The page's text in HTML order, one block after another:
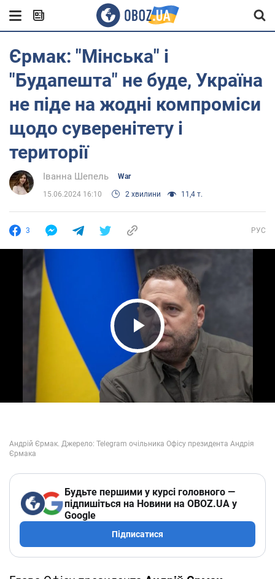
Єрмак: "Мінська" і
"Будапешта" не буде, Україна
не піде на жодні компроміси
щодо суверенітету і
території
Іванна Шепель War
15.06.2024 16:10 2 хвилини 11,4 т.
3 РУС
Play Video
Будьте першими у курсі головного —
підпишіться на Новини на OBOZ.UA у
Google
Підписатися